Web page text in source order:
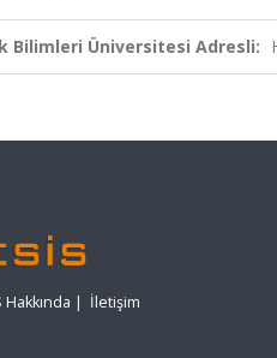
Bilimleri Üniversitesi Adresli:
Hakkında | İletişim